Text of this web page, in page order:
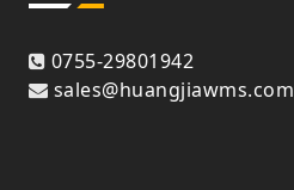
0755-29801942
sales@huangjiawms.com